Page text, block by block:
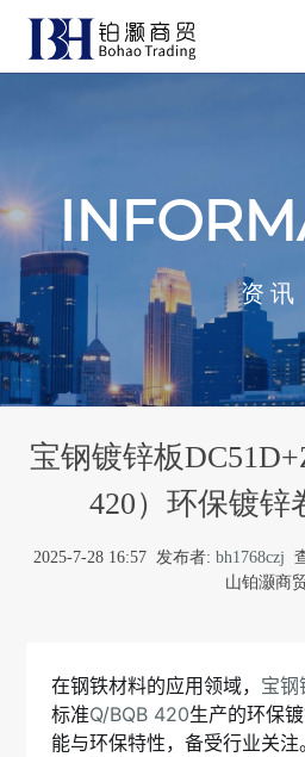
资 讯
宝钢镀锌板
420）环保镀锌
2025-7-28 16:57 发布者: bh1768czj
山铂灏商
在钢铁材料的应用领域， 宝钢
标准Q/BQB 420生产的环保
能与环保特性，备受行业关